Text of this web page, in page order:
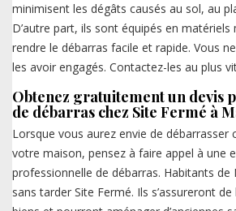
minimisent les dégâts causés au sol, au
D’autre part, ils sont équipés en
rendre le débarras facile et rapide. Vous
les avoir engagés. Contactez-les au plus
Obtenez gratuitement un devis
de débarras chez Site Fermé à
Lorsque vous aurez envie de débarrasser
votre maison, pensez à faire appel à une
professionnelle de débarras. Habitants
sans tarder Site Fermé. Ils s’assureront